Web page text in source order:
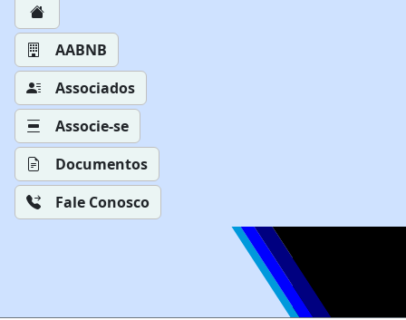
AABNB
Associados
Associe-se
Documentos
Fale Conosco